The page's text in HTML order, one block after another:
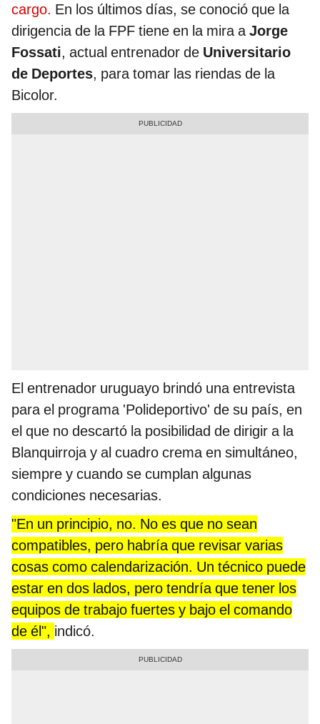
cargo. En los últimos días, se conoció que la
dirigencia de la FPF tiene en la mira aJorge
Fossati, actual entrenador de Universitario
de Deportes, para tomar las riendas de la
Bicolor.
El entrenador uruguayo brindó una entrevista
para el programa 'Polideportivo' de su país, en
el que no descartó la posibilidad de dirigir a la
Blanquirroja y al cuadro crema en simultáneo,
siempre y cuando se cumplan algunas
condiciones necesarias.
"En un principio, no. No es que no sean
compatibles, pero habría que revisar varias
cosas como calendarización. Un técnico puede
estar en dos lados, pero tendría que tener los
equipos de trabajo fuertes y bajo el comando
de él", indicó.